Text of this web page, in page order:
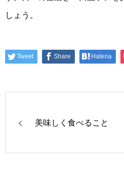
しょう。
Tweet Share Hatena
美味しく食べること